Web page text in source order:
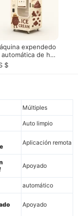
expendedo
automática de hel
comercial Huaxi
59 sabores DIY,
$
Múltiples
Auto limpio
Aplicación remota
Apoyado
automático
Apoyado